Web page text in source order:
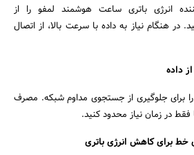
انرژی باتری ساعت هوشمند لمفو را از
در هنگام نیاز به داده با سرعت بالا، از اتصال
داده
برای جلوگیری از جستجوی مداوم شبکه. مصرف
فقط در زمان نیاز محدود کنید.
خط برای کاهش انرژی باتری